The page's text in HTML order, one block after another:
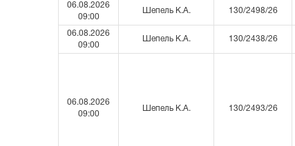
06.08.2026
09:00
Шепель К.А. 130/2498/26
06.08.2026
09:00
Шепель К.А. 130/2438/26
06.08.2026
09:00
Шепель К.А. 130/2493/26